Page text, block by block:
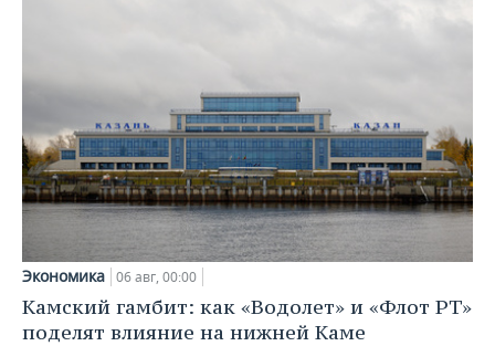
Экономика 06 авг, 00:00
Камский гамбит: как «Водолет» и «Флот РТ»
поделят влияние на нижней Каме